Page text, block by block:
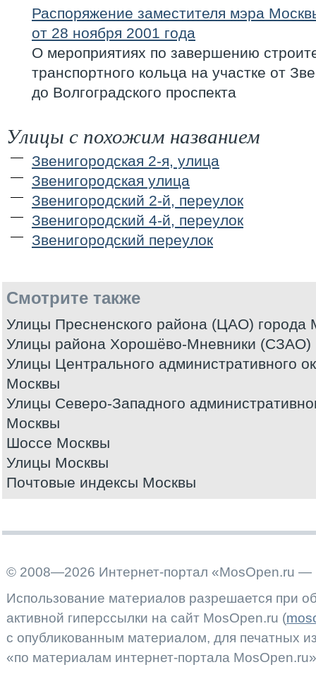
Распоряжение заместителя мэра
от 28 ноября 2001 года
О мероприятиях по завершению
транспортного кольца на участке от
до Волгоградского проспекта
Улицы с похожим названием
Звенигородская 2-я, улица
Звенигородская улица
Звенигородский 2-й, переулок
Звенигородский 4-й, переулок
Звенигородский переулок
Смотрите также
Улицы Пресненского района (ЦАО) города
Улицы района Хорошёво-Мневники (СЗАО)
Улицы Центрального административного
Москвы
Улицы Северо-Западного
Москвы
Шоссе Москвы
Улицы Москвы
Почтовые индексы Москвы
© 2008—2026 Интернет-портал «MosOpen.ru —
Использование материалов разрешается при
активной гиперссылки на сайт MosOpen.ru (
с опубликованным материалом, для печатных
«по материалам интернет-портала